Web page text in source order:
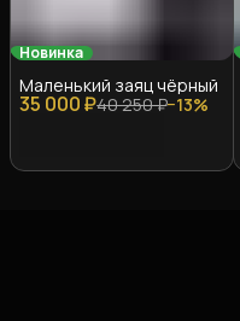
Новинка
35 000 ₽40 250 ₽−13%
Маленький заяц чёрный